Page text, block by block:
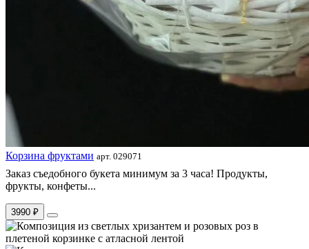
Корзина фруктами арт. 029071
Заказ съедобного букета минимум за 3 часа! Продукты,
фрукты, конфеты...
3990 ₽